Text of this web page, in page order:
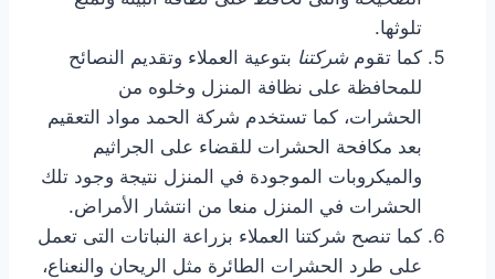
تلوثها.
كما تقومشركتنا بتوعية العملاء وتقديم النصائح
للمحافظة على نظافة المنزل وخلوه من
الحشرات، كما تستخدم شركة الحمد مواد التعقيم
بعد مكافحة الحشرات للقضاء على الجراثيم
والميكروبات الموجودة في المنزل نتيجة وجود تلك
الحشرات في المنزل منعا من انتشار الأمراض.
كما تنصح شركتنا العملاء بزراعة النباتات التى تعمل
على طرد الحشرات الطائرة مثل الريحان والنعناع،